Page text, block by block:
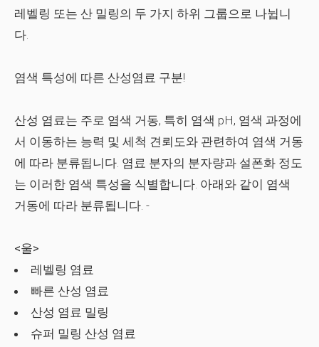
레벨링 또는 산 밀링의 두 가지 하위 그룹으로 나뉩니
다.
염색 특성에 따른 산성염료 구분!
산성 염료는 주로 염색 거동, 특히 염색 pH, 염색 과정에
서 이동하는 능력 및 세척 견뢰도와 관련하여 염색 거동
에 따라 분류됩니다. 염료 분자의 분자량과 설폰화 정도
는 이러한 염색 특성을 식별합니다. 아래와 같이 염색
거동에 따라 분류됩니다. -
<울>
레벨링 염료
빠른 산성 염료
산성 염료 밀링
슈퍼 밀링 산성 염료